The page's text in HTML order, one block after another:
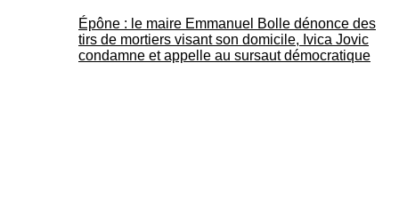
Épône : le maire Emmanuel Bolle dénonce des
tirs de mortiers visant son domicile, Ivica Jovic
condamne et appelle au sursaut démocratique